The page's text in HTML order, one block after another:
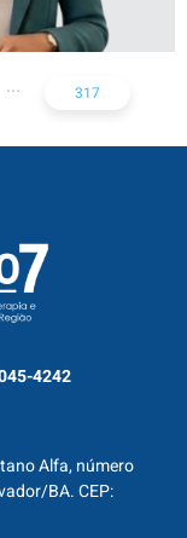
... 317
4242
Alfa, número
BA. CEP: